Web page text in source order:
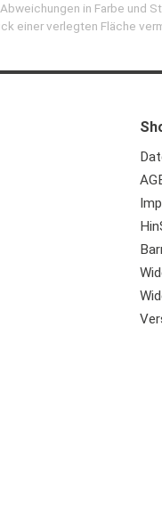
in Farbe und
einer verlegten Fläche